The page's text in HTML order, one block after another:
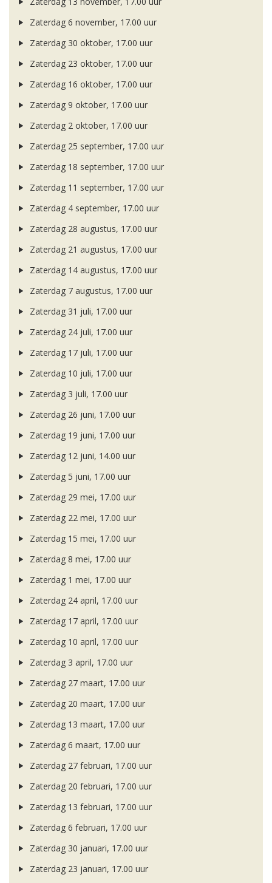
Zaterdag 6 november, 17.00 uur
Zaterdag 30 oktober, 17.00 uur
Zaterdag 23 oktober, 17.00 uur
Zaterdag 16 oktober, 17.00 uur
Zaterdag 9 oktober, 17.00 uur
Zaterdag 2 oktober, 17.00 uur
Zaterdag 25 september, 17.00 uur
Zaterdag 18 september, 17.00 uur
Zaterdag 11 september, 17.00 uur
Zaterdag 4 september, 17.00 uur
Zaterdag 28 augustus, 17.00 uur
Zaterdag 21 augustus, 17.00 uur
Zaterdag 14 augustus, 17.00 uur
Zaterdag 7 augustus, 17.00 uur
Zaterdag 31 juli, 17.00 uur
Zaterdag 24 juli, 17.00 uur
Zaterdag 17 juli, 17.00 uur
Zaterdag 10 juli, 17.00 uur
Zaterdag 3 juli, 17.00 uur
Zaterdag 26 juni, 17.00 uur
Zaterdag 19 juni, 17.00 uur
Zaterdag 12 juni, 14.00 uur
Zaterdag 5 juni, 17.00 uur
Zaterdag 29 mei, 17.00 uur
Zaterdag 22 mei, 17.00 uur
Zaterdag 15 mei, 17.00 uur
Zaterdag 8 mei, 17.00 uur
Zaterdag 1 mei, 17.00 uur
Zaterdag 24 april, 17.00 uur
Zaterdag 17 april, 17.00 uur
Zaterdag 10 april, 17.00 uur
Zaterdag 3 april, 17.00 uur
Zaterdag 27 maart, 17.00 uur
Zaterdag 20 maart, 17.00 uur
Zaterdag 13 maart, 17.00 uur
Zaterdag 6 maart, 17.00 uur
Zaterdag 27 februari, 17.00 uur
Zaterdag 20 februari, 17.00 uur
Zaterdag 13 februari, 17.00 uur
Zaterdag 6 februari, 17.00 uur
Zaterdag 30 januari, 17.00 uur
Zaterdag 23 januari, 17.00 uur